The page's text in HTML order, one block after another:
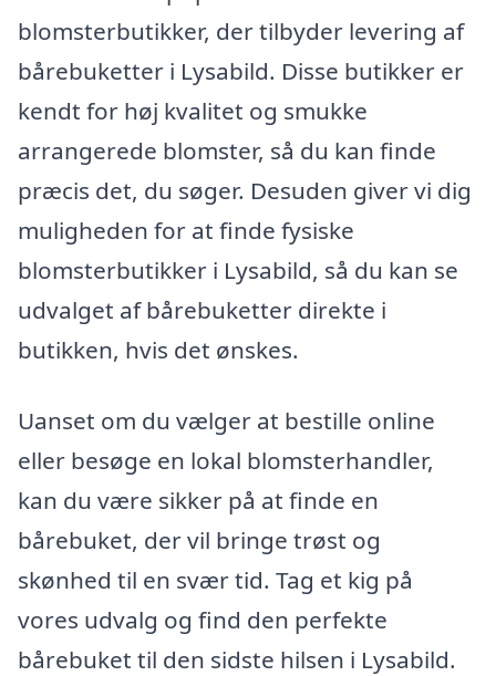
blomsterbutikker, der tilbyder levering af
bårebuketter i Lysabild. Disse butikker er
kendt for høj kvalitet og smukke
arrangerede blomster, så du kan finde
præcis det, du søger. Desuden giver vi dig
muligheden for at finde fysiske
blomsterbutikker i Lysabild, så du kan se
udvalget af bårebuketter direkte i
butikken, hvis det ønskes.
Uanset om du vælger at bestille online
eller besøge en lokal blomsterhandler,
kan du være sikker på at finde en
bårebuket, der vil bringe trøst og
skønhed til en svær tid. Tag et kig på
vores udvalg og find den perfekte
bårebuket til den sidste hilsen i Lysabild.